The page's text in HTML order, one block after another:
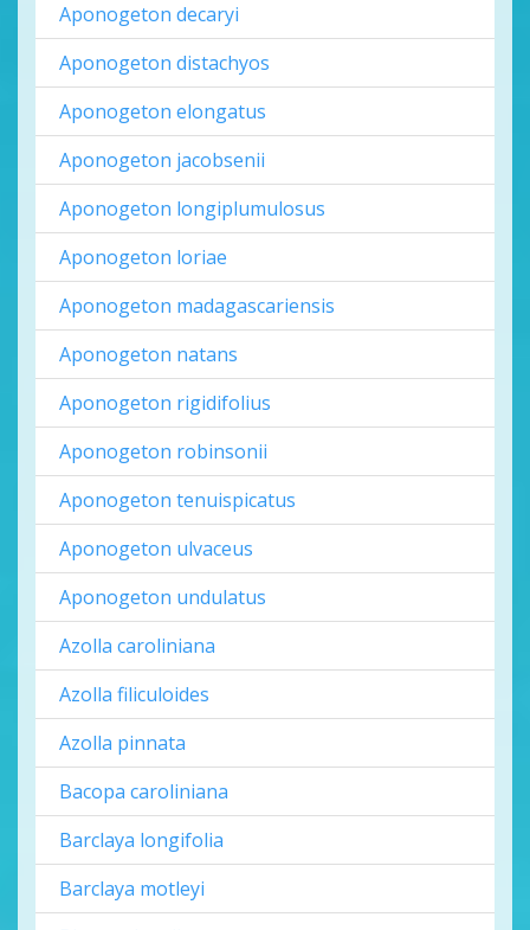
Aponogeton decaryi
Aponogeton distachyos
Aponogeton elongatus
Aponogeton jacobsenii
Aponogeton longiplumulosus
Aponogeton loriae
Aponogeton madagascariensis
Aponogeton natans
Aponogeton rigidifolius
Aponogeton robinsonii
Aponogeton tenuispicatus
Aponogeton ulvaceus
Aponogeton undulatus
Azolla caroliniana
Azolla filiculoides
Azolla pinnata
Bacopa caroliniana
Barclaya longifolia
Barclaya motleyi